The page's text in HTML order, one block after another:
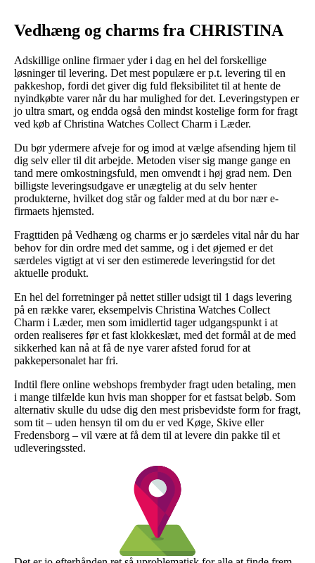
Vedhæng og charms fra CHRISTINA
Adskillige online firmaer yder i dag en hel del forskellige
løsninger til levering. Det mest populære er p.t. levering til en
pakkeshop, fordi det giver dig fuld fleksibilitet til at hente de
nyindkøbte varer når du har mulighed for det. Leveringstypen er
jo ultra smart, og endda også den mindst kostelige form for fragt
ved køb af Christina Watches Collect Charm i Læder.
Du bør ydermere afveje for og imod at vælge afsending hjem til
dig selv eller til dit arbejde. Metoden viser sig mange gange en
tand mere omkostningsfuld, men omvendt i høj grad nem. Den
billigste leveringsudgave er unægtelig at du selv henter
produkterne, hvilket dog står og falder med at du bor nær e-
firmaets hjemsted.
Fragttiden på Vedhæng og charms er jo særdeles vital når du har
behov for din ordre med det samme, og i det øjemed er det
særdeles vigtigt at vi ser den estimerede leveringstid for det
aktuelle produkt.
En hel del forretninger på nettet stiller udsigt til 1 dags levering
på en række varer, eksempelvis Christina Watches Collect
Charm i Læder, men som imidlertid tager udgangspunkt i at
orden realiseres før et fast klokkeslæt, med det formål at de med
sikkerhed kan nå at få de nye varer afsted forud for at
pakkepersonalet har fri.
Indtil flere online webshops frembyder fragt uden betaling, men
i mange tilfælde kun hvis man shopper for et fastsat beløb. Som
alternativ skulle du udse dig den mest prisbevidste form for fragt,
som tit – uden hensyn til om du er ved Køge, Skive eller
Fredensborg – vil være at få dem til at levere din pakke til et
udleveringssted.